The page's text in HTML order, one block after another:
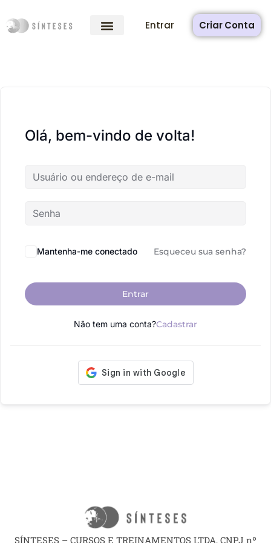
Entrar Criar Conta
Olá, bem-vindo de volta!
Mantenha-me conectado Esqueceu sua senha?
Entrar
Não tem uma conta?Cadastrar
SÍNTESES – CURSOS E TREINAMENTOS LTDA, CNPJ nº